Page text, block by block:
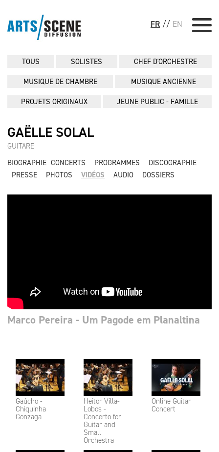
FR // EN
TOUS SOLISTES CHEF D'ORCHESTRE
MUSIQUE DE CHAMBRE MUSIQUE ANCIENNE
PROJETS ORIGINAUX JEUNE PUBLIC - FAMILLE
GAËLLE SOLAL
GUITARE
BIOGRAPHIE CONCERTS PROGRAMMES
DISCOGRAPHIE
PRESSE
PHOTOS VIDÉOS AUDIO DOSSIERS
Gaúcho -
Chiquinha
Gonzaga
Heitor Villa-
Lobos -
Concerto for
Guitar and
Small
Orchestra
Online Guitar
Concert
Marco Pereira - Um Pagode em Planaltina